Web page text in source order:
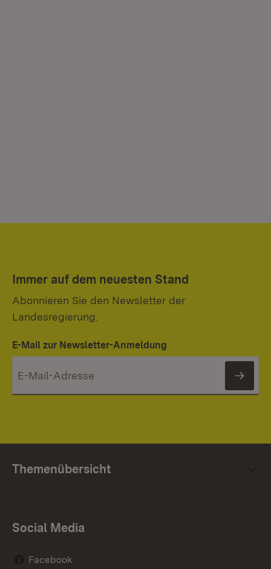
Immer auf dem neuesten Stand
Abonnieren Sie den Newsletter der
Landesregierung.
E-Mail zur Newsletter-Anmeldung
Themenübersicht
Social Media
Facebook